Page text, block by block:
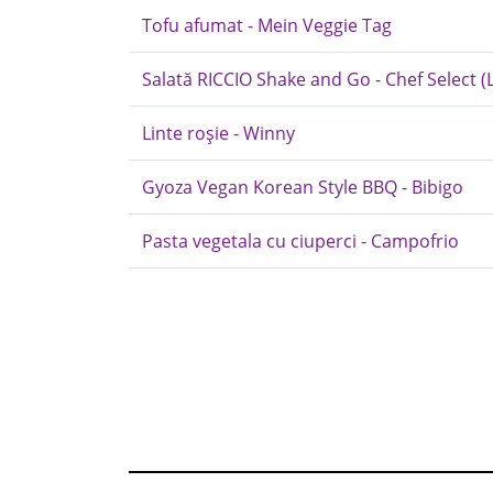
Tofu afumat - Mein Veggie Tag
Salată RICCIO Shake and Go - Chef Select
Linte roșie - Winny
Gyoza Vegan Korean Style BBQ - Bibigo
Pasta vegetala cu ciuperci - Campofrio